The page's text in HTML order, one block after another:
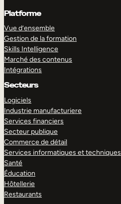
Platforme
Vue d’ensemble
Gestion de la formation
Skills Intelligence
Marché des contenus
Intégrations
Secteurs
Logiciels
Industrie manufacturiere
Services financiers
Secteur publique
Commerce de détail
Services informatiques et techniques
Santé
Éducation
Hôtellerie
Restaurants